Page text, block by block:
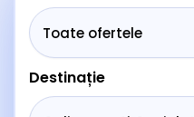
Destinație